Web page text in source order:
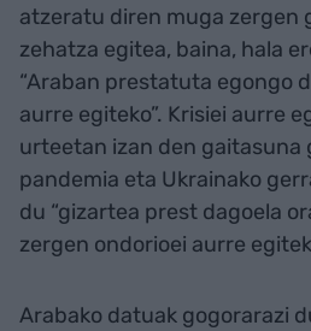
atzeratu diren muga zergen
zehatza egitea, baina, hala
“Araban prestatuta egongo
aurre egiteko”. Krisiei aurre
urteetan izan den gaitasuna
pandemia eta Ukrainako
du “gizartea prest dagoela
zergen ondorioei aurre
Arabako datuak gogorarazi